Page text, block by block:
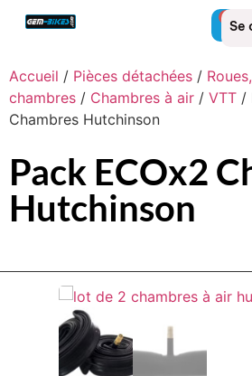
Se
Accueil / Pièces détachées /
chambres / Chambres à air / VTT /
Chambres Hutchinson
Pack ECOx2
Hutchinson